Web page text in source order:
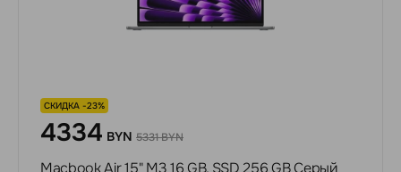
СКИДКА -23%
4334 BYN 5331 BYN
Macbook Air 15" M3 16 GB, SSD 256 GB Серый